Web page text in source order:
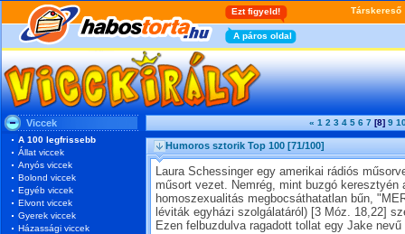
Viccek
A 100 legfrissebb
Állat viccek
Anyós viccek
Bolond viccek
Egyéb viccek
Elvont viccek
Gyerek viccek
Házassági viccek
« 1 2 3 4 5 6 7 [8] 9
Humoros sztorik Top 100 [71/100]
Laura Schessinger egy amerikai rádiós
műsort vezet. Nemrég, mint buzgó keresztyén
homoszexualitás megbocsáthatatlan bűn,
léviták egyházi szolgálatáról) [3 Móz. 18,22]
Ezen felbuzdulva ragadott tollat egy Jake nevű